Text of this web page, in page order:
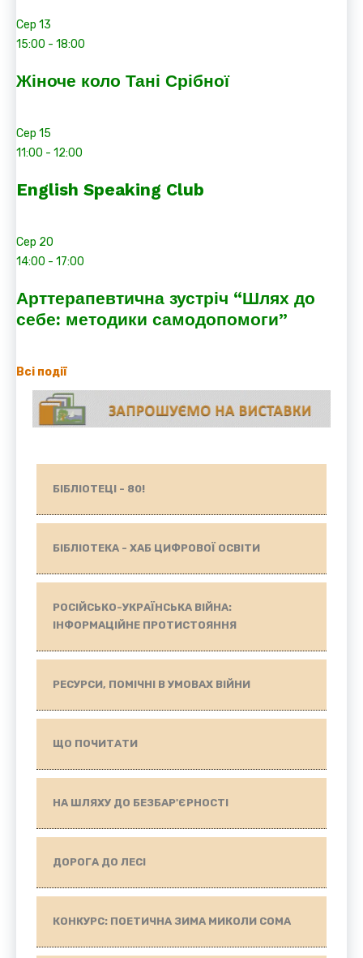
Сер 13
15:00 - 18:00
Жіноче коло Тані Срібної
Сер 15
11:00 - 12:00
English Speaking Club
Сер 20
14:00 - 17:00
Арттерапевтична зустріч “Шлях до
себе: методики самодопомоги”
Всі події
БІБЛІОТЕЦІ - 80!
БІБЛІОТЕКА - ХАБ ЦИФРОВОЇ ОСВІТИ
РОСІЙСЬКО-УКРАЇНСЬКА ВІЙНА:
ІНФОРМАЦІЙНЕ ПРОТИСТОЯННЯ
РЕСУРСИ, ПОМІЧНІ В УМОВАХ ВІЙНИ
ЩО ПОЧИТАТИ
НА ШЛЯХУ ДО БЕЗБАР'ЄРНОСТІ
ДОРОГА ДО ЛЕСІ
КОНКУРС: ПОЕТИЧНА ЗИМА МИКОЛИ СОМА